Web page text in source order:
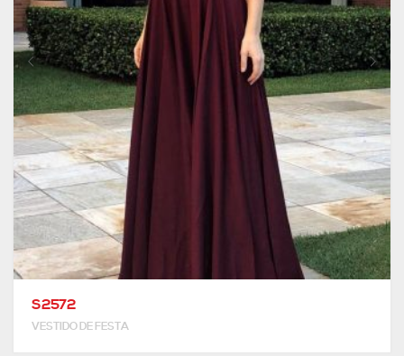
S2572
VESTIDO DE FESTA